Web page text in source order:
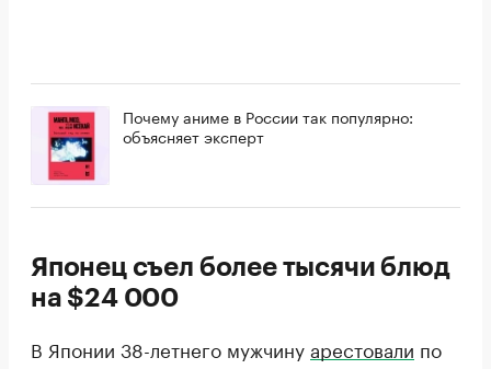
Почему аниме в России так популярно:
объясняет эксперт
Японец съел более тысячи блюд
на $24 000
В Японии 38-летнего мужчинуарестовали по